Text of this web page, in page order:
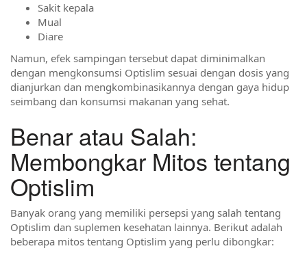
Sakit kepala
Mual
Diare
Namun, efek sampingan tersebut dapat diminimalkan
dengan mengkonsumsi Optislim sesuai dengan dosis yang
dianjurkan dan mengkombinasikannya dengan gaya hidup
seimbang dan konsumsi makanan yang sehat.
Benar atau Salah:
Membongkar Mitos tentang
Optislim
Banyak orang yang memiliki persepsi yang salah tentang
Optislim dan suplemen kesehatan lainnya. Berikut adalah
beberapa mitos tentang Optislim yang perlu dibongkar: